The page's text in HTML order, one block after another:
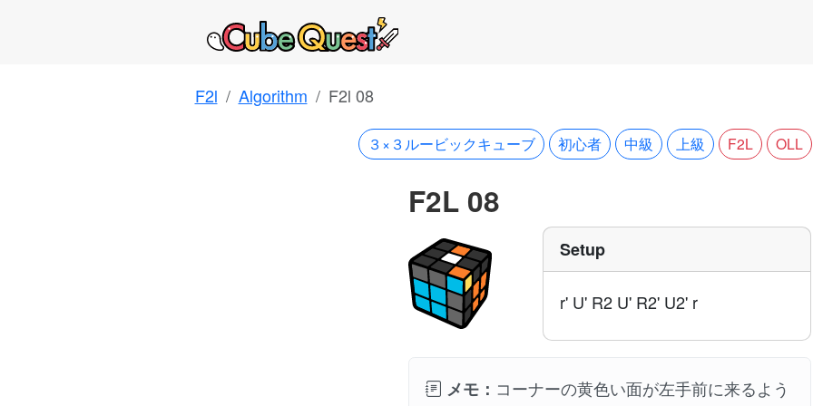
F2l Algorithm F2l 08
３×３ルービックキューブ 初心者 中級 上級 F2L OLL
F2L 08
Setup
r' U' R2 U' R2' U2' r
メモ： コーナーの黄色い面が左手前に来るよう